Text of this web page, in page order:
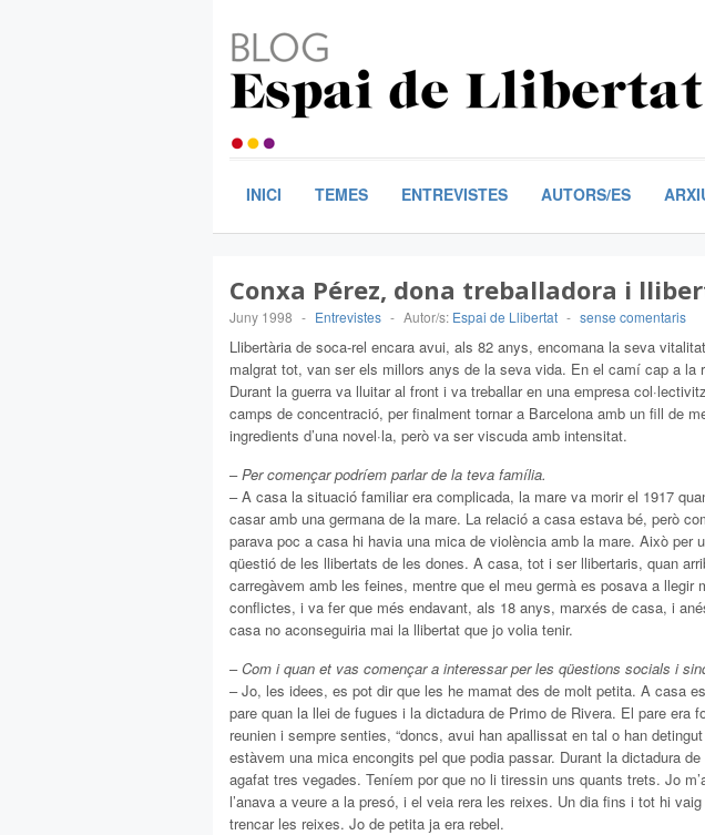
INICI TEMES ENTREVISTES AUTORS/ES
Conxa Pérez, dona treballadora i
Juny 1998 - Entrevistes - Autor/s: Espai de Llibertat - sense comentaris
Llibertària de soca-rel encara avui, als 82 anys, encomana la seva
malgrat tot, van ser els millors anys de la seva vida. En el camí cap a la
Durant la guerra va lluitar al front i va treballar en una empresa
camps de concentració, per finalment tornar a Barcelona amb un fill de
ingredients d’una novel·la, però va ser viscuda amb intensitat.
–Per començar podríem parlar de la teva família.
– A casa la situació familiar era complicada, la mare va morir el 1917
casar amb una germana de la mare. La relació a casa estava bé, però
parava poc a casa hi havia una mica de violència amb la mare. Això per
qüestió de les llibertats de les dones. A casa, tot i ser llibertaris, quan
carregàvem amb les feines, mentre que el meu germà es posava a llegir
conflictes, i va fer que més endavant, als 18 anys, marxés de casa, i
casa no aconseguiria mai la llibertat que jo volia tenir.
–Com i quan et vas començar a interessar per les qüestions socials i
– Jo, les idees, es pot dir que les he mamat des de molt petita. A casa
pare quan la llei de fugues i la dictadura de Primo de Rivera. El pare era
reunien i sempre senties, “doncs, avui han apallissat en tal o han
estàvem una mica encongits pel que podia passar. Durant la dictadura
agafat tres vegades. Teníem por que no li tiressin uns quants trets. Jo
l’anava a veure a la presó, i el veia rera les reixes. Un dia fins i tot hi
trencar les reixes. Jo de petita ja era rebel.